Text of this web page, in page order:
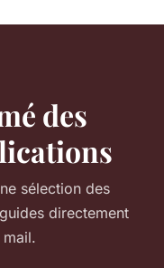
des
sélection des
directement